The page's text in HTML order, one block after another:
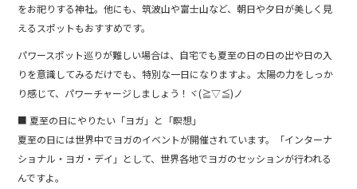
をお祀りする神社。他にも、筑波山や富士山など、朝日や夕日が美しく見
えるスポットもおすすめです。
パワースポット巡りが難しい場合は、自宅でも夏至の日の日の出や日の入
りを意識してみるだけでも、特別な一日になりますよ。太陽の力をしっか
り感じて、パワーチャージしましょう！ヾ(≧▽≦)ノ
■ 夏至の日にやりたい「ヨガ」と「瞑想」
夏至の日には世界中でヨガのイベントが開催されています。「インターナ
ショナル・ヨガ・デイ」として、世界各地でヨガのセッションが行われる
んですよ。